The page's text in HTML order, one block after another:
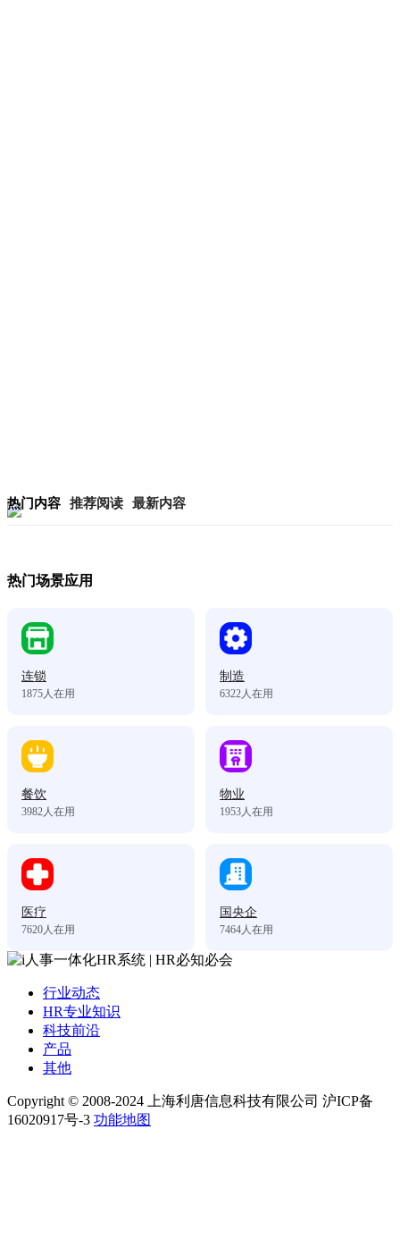
热门内容 推荐阅读 最新内容
热门场景应用
连锁
1875 人在用
制造
6322 人在用
餐饮
3982 人在用
物业
1953 人在用
医疗
7620 人在用
国央企
7464 人在用
行业动态
HR专业知识
科技前沿
产品
其他
Copyright © 2008-2024 上海利唐信息科技有限公司 沪ICP备
16020917号-3 功能地图